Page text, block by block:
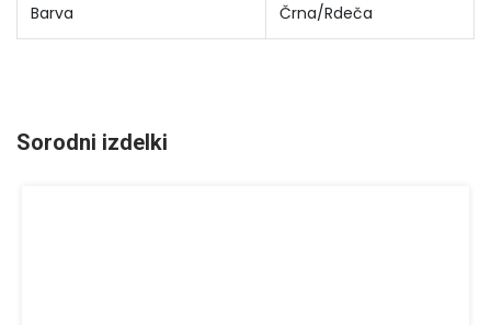
Barva Črna/Rdeča
Sorodni izdelki